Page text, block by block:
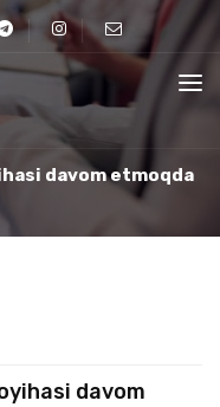
davom etmoqda
davom